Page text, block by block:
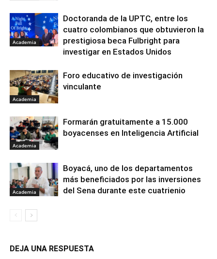
Academia
Doctoranda de la UPTC, entre los
cuatro colombianos que obtuvieron la
prestigiosa beca Fulbright para
investigar en Estados Unidos
Academia
Foro educativo de investigación
vinculante
Academia
Formarán gratuitamente a 15.000
boyacenses en Inteligencia Artificial
Academia
Boyacá, uno de los departamentos
más beneficiados por las inversiones
del Sena durante este cuatrienio
DEJA UNA RESPUESTA